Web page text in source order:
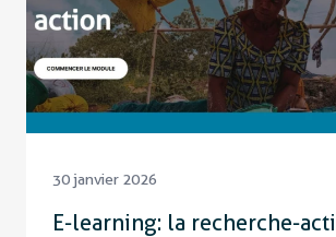
30 janvier 2026
E-learning: la recherche-